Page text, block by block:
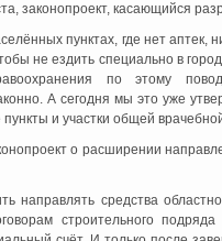
законопроект, касающийся
пунктах, где нет аптек,
не ездить специально в
по этому
А сегодня мы это уже
и участки общей
о расширении
средства
строительного